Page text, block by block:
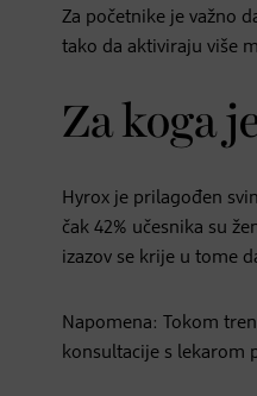
Za početnike je važno
tako da aktiviraju više
Za koga
Hyrox je prilagođen
čak 42% učesnika su
izazov se krije u tome
Napomena: Tokom
konsultacije s lekarom